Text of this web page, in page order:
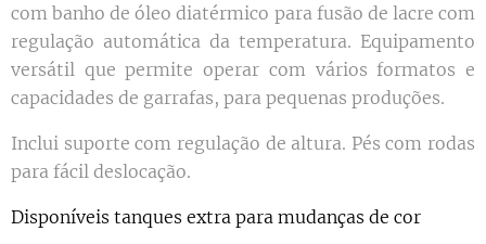
com banho de óleo diatérmico para fusão de lacre com
regulação automática da temperatura. Equipamento
versátil que permite operar com vários formatos e
capacidades de garrafas, para pequenas produções.
Inclui suporte com regulação de altura. Pés com rodas
para fácil deslocação.
Disponíveis tanques extra para mudanças de cor